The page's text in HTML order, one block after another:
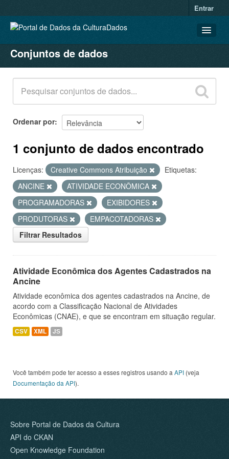
Entrar
CONJUNTOS DE DADOS
ORGANIZAÇÕES
GRUPOS
SOBRE
Conjuntos de dados
Ordenar por
1 conjunto de dados encontrado
Licenças: Creative Commons Atribuição
Etiquetas:
ANCINE
ATIVIDADE ECONÔMICA
PROGRAMADORAS
EXIBIDORES
PRODUTORAS
EMPACOTADORAS
Filtrar Resultados
Atividade Econômica dos Agentes Cadastrados na
Ancine
Atividade econômica dos agentes cadastrados na Ancine, de
acordo com a Classificação Nacional de Atividades
Econômicas (CNAE), e que se encontram em situação regular.
CSV XML JS
Você também pode ter acesso a esses registros usando a API (veja
Documentação da API).
Sobre Portal de Dados da Cultura
API do CKAN
Open Knowledge Foundation